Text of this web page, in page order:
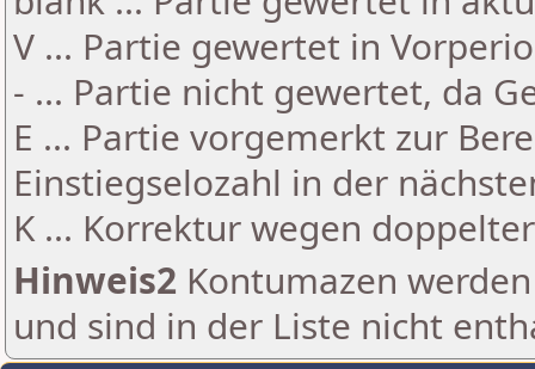
V ... Partie gewertet in
- ... Partie nicht gewertet, da
E ... Partie vorgemerkt zur
Einstiegselozahl in der
K ... Korrektur wegen
Hinweis2 Kontumazen
und sind in der Liste nicht